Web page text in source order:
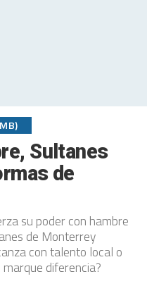
Sultanes
de
su poder con hambre
de Monterrey
con talento local o
diferencia?